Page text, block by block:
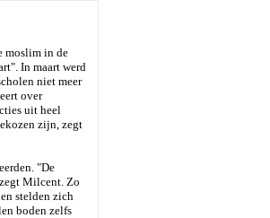
moslim in de
In maart werd
niet meer
over
uit heel
zijn, zegt
"De
Milcent. Zo
stelden zich
boden zelfs